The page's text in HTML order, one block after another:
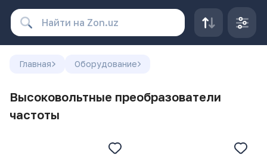
Главная Оборудование
Высоковольтные преобразователи
частоты